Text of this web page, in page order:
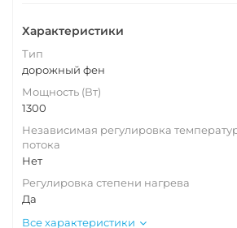
Характеристики
Тип
дорожный фен
Мощность (Вт)
1300
Независимая регулировка
потока
Нет
Регулировка степени нагрева
Да
Все характеристики